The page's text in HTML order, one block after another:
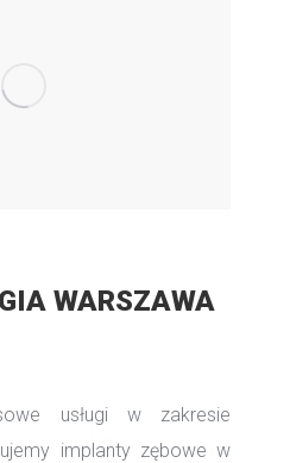
WARSZAWA
usługi w zakresie
implanty zębowe w